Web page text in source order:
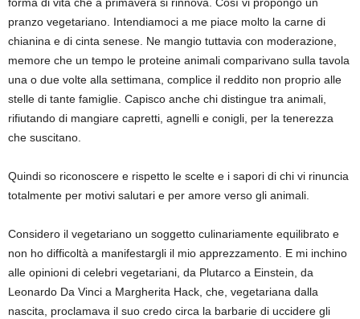
forma di vita che a primavera si rinnova. Così vi propongo un
pranzo vegetariano. Intendiamoci a me piace molto la carne di
chianina e di cinta senese. Ne mangio tuttavia con moderazione,
memore che un tempo le proteine animali comparivano sulla tavola
una o due volte alla settimana, complice il reddito non proprio alle
stelle di tante famiglie. Capisco anche chi distingue tra animali,
rifiutando di mangiare capretti, agnelli e conigli, per la tenerezza
che suscitano.
Quindi so riconoscere e rispetto le scelte e i sapori di chi vi rinuncia
totalmente per motivi salutari e per amore verso gli animali.
Considero il vegetariano un soggetto culinariamente equilibrato e
non ho difficoltà a manifestargli il mio apprezzamento. E mi inchino
alle opinioni di celebri vegetariani, da Plutarco a Einstein, da
Leonardo Da Vinci a Margherita Hack, che, vegetariana dalla
nascita, proclamava il suo credo circa la barbarie di uccidere gli